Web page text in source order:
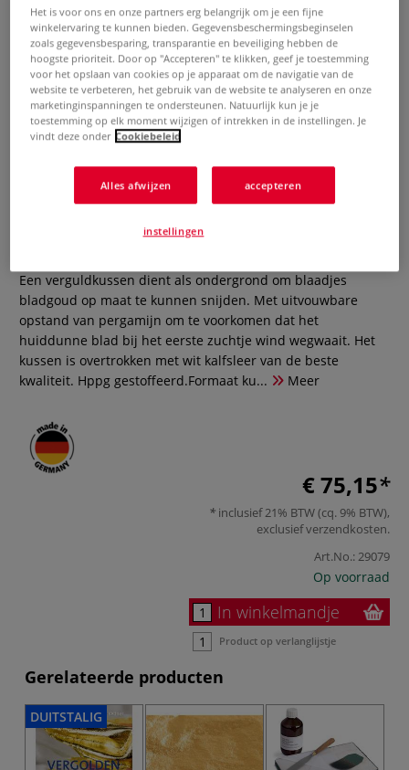
Verguldkussen
Een verguldkussen dient als ondergrond om blaadjes
bladgoud op maat te kunnen snijden. Met uitvouwbare
opstand van pergamijn om te voorkomen dat het
huiddunne blad bij het eerste zuchtje wind wegwaait. Het
kussen is overtrokken met wit kalfsleer van de beste
kwaliteit. Hppg gestoffeerd.Formaat ku...
Meer
€ 75,15
inclusief 21% BTW (cq. 9% BTW),
exclusiefverzendkosten.
Art.No.:29079
Op voorraad
In winkelmandje
Product op verlanglijstje
Gerelateerde producten
DUITSTALIG
Het is voor ons en onze partners erg belangrijk om je een fijne
winkelervaring te kunnen bieden. Gegevensbeschermingsbeginselen
zoals gegevensbesparing, transparantie en beveiliging hebben de
hoogste prioriteit. Door op "Accepteren" te klikken, geef je toestemming
voor het opslaan van cookies op je apparaat om de navigatie van de
website te verbeteren, het gebruik van de website te analyseren en onze
marketinginspanningen te ondersteunen. Natuurlijk kun je je
toestemming op elk moment wijzigen of intrekken in de instellingen. Je
vindt deze onder Cookiebeleid
Alles afwijzen accepteren
instellingen